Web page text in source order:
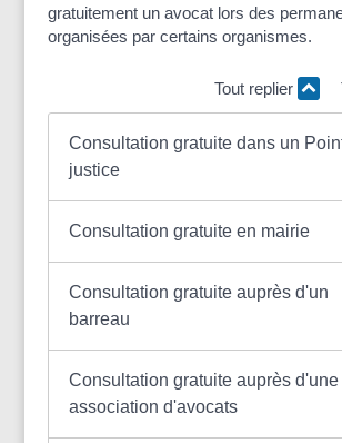
gratuitement un avocat lors des
organisées par certains organismes.
Tout replier
Consultation gratuite dans un
justice
Consultation gratuite en mairie
Consultation gratuite auprès d'un
barreau
Consultation gratuite auprès d'une
association d'avocats